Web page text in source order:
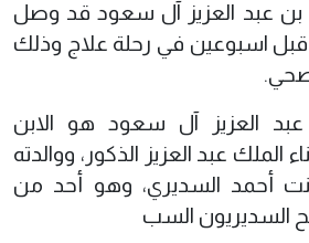
بن عبد العزيز آل سعود قد وصل
قبل اسبوعين في رحلة علاج وذلك
العزيز آل سعود هو الابن
عبد العزيز الذكور، ووالدته
أحمد السديري، وهو أحد من
السديريون السب